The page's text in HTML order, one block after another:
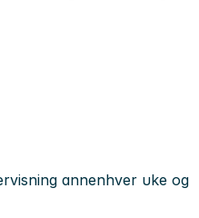
annenhver uke og